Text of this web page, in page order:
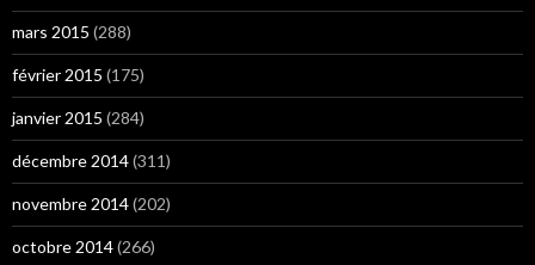
mars 2015 (288)
février 2015 (175)
janvier 2015 (284)
décembre 2014(311)
novembre 2014(202)
octobre 2014(266)